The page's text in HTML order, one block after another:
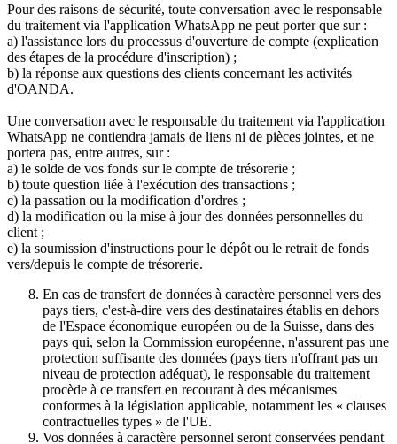
Pour des raisons de sécurité, toute conversation avec le responsable
du traitement via l'application WhatsApp ne peut porter que sur :
a) l'assistance lors du processus d'ouverture de compte (explication
des étapes de la procédure d'inscription) ;
b) la réponse aux questions des clients concernant les activités
d'OANDA.
Une conversation avec le responsable du traitement via l'application
WhatsApp ne contiendra jamais de liens ni de pièces jointes, et ne
portera pas, entre autres, sur :
a) le solde de vos fonds sur le compte de trésorerie ;
b) toute question liée à l'exécution des transactions ;
c) la passation ou la modification d'ordres ;
d) la modification ou la mise à jour des données personnelles du
client ;
e) la soumission d'instructions pour le dépôt ou le retrait de fonds
vers/depuis le compte de trésorerie.
En cas de transfert de données à caractère personnel vers des
pays tiers, c'est-à-dire vers des destinataires établis en dehors
de l'Espace économique européen ou de la Suisse, dans des
pays qui, selon la Commission européenne, n'assurent pas une
protection suffisante des données (pays tiers n'offrant pas un
niveau de protection adéquat), le responsable du traitement
procède à ce transfert en recourant à des mécanismes
conformes à la législation applicable, notamment les « clauses
contractuelles types » de l'UE.
Vos données à caractère personnel seront conservées pendant